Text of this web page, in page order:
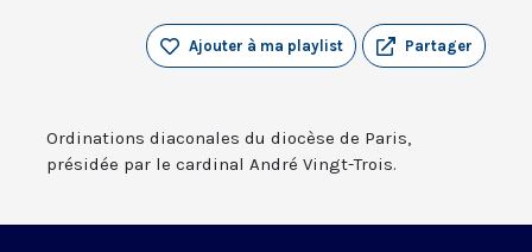
Partager
Ajouter à ma playlist
Ordinations diaconales du diocèse de Paris,
présidée par le cardinal André Vingt-Trois.